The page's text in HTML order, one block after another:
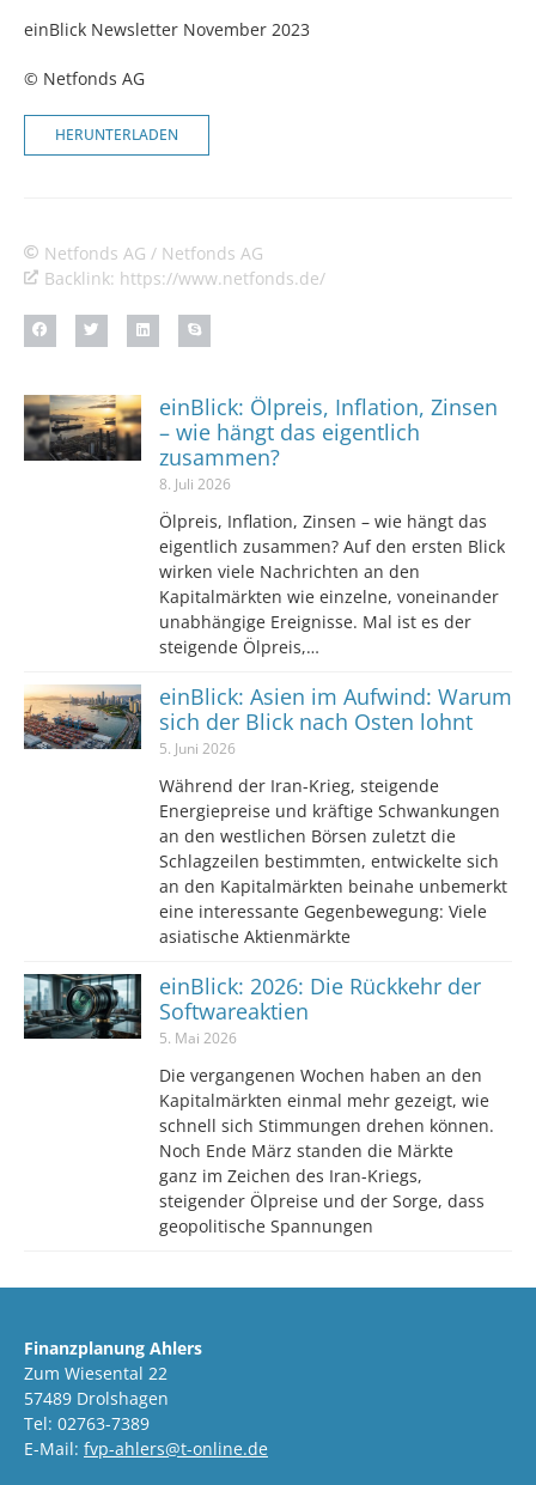
einBlick Newsletter November 2023
© Netfonds AG
HERUNTERLADEN
Netfonds AG / Netfonds AG
Backlink: https://www.netfonds.de/
einBlick: Ölpreis, Inflation, Zinsen
– wie hängt das eigentlich
zusammen?
8. Juli 2026
Ölpreis, Inflation, Zinsen – wie hängt das
eigentlich zusammen? Auf den ersten Blick
wirken viele Nachrichten an den
Kapitalmärkten wie einzelne, voneinander
unabhängige Ereignisse. Mal ist es der
steigende Ölpreis,…
einBlick: Asien im Aufwind: Warum
sich der Blick nach Osten lohnt
5. Juni 2026
Während der Iran-Krieg, steigende
Energiepreise und kräftige Schwankungen
an den westlichen Börsen zuletzt die
Schlagzeilen bestimmten, entwickelte sich
an den Kapitalmärkten beinahe unbemerkt
eine interessante Gegenbewegung: Viele
asiatische Aktienmärkte
einBlick: 2026: Die Rückkehr der
Softwareaktien
5. Mai 2026
Die vergangenen Wochen haben an den
Kapitalmärkten einmal mehr gezeigt, wie
schnell sich Stimmungen drehen können.
Noch Ende März standen die Märkte
ganz im Zeichen des Iran-Kriegs,
steigender Ölpreise und der Sorge, dass
geopolitische Spannungen
Finanzplanung Ahlers
Zum Wiesental 22
57489 Drolshagen
Tel: 02763-7389
E-Mail: fvp-ahlers@t-online.de